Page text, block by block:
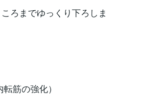
ろまでゆっくり下ろしま
筋の強化）